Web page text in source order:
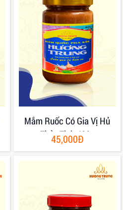
Mắm Ruốc Có Gia Vị Hủ
Thủy Tinh 400g
45,000Đ